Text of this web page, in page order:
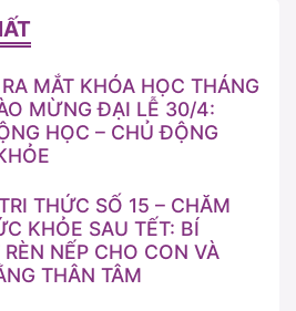
MẮT KHÓA HỌC THÁNG
MỪNG ĐẠI LỄ 30/4:
HỌC – CHỦ ĐỘNG
THỨC SỐ 15 – CHĂM
KHỎE SAU TẾT: BÍ
RÈN NẾP CHO CON VÀ
THÂN TÂM